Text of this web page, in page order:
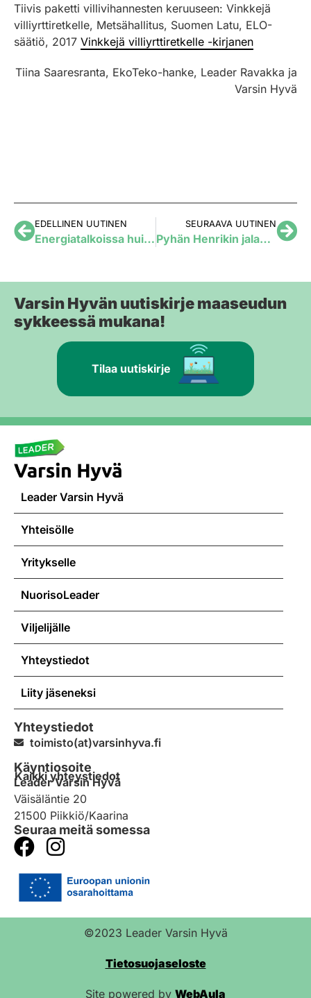
Tiivis paketti villivihannesten keruuseen: Vinkkejä
villiyrttiretkelle, Metsähallitus, Suomen Latu, ELO-
säätiö, 2017 Vinkkejä villiyrttiretkelle -kirjanen
Tiina Saaresranta, EkoTeko-hanke, Leader Ravakka ja
Varsin Hyvä
EDELLINEN UUTINEN
Energiatalkoissa huippusaavutus Raumalla: kylätalon sähkönkulutus putosi kolmannekseen!
SEURAAVA UUTINEN
Pyhän Henrikin jalanjälkiä ja perimätietoa seuraten Turusta Kokemäelle
Varsin Hyvän uutiskirje maaseudun
sykkeessä mukana!
Tilaa uutiskirje
Leader Varsin Hyvä
Yhteisölle
Yritykselle
NuorisoLeader
Viljelijälle
Yhteystiedot
Liity jäseneksi
Yhteystiedot
toimisto(at)varsinhyva.fi
Kaikki yhteystiedot
Käyntiosoite
Leader Varsin Hyvä
Väisäläntie 20
21500 Piikkiö/Kaarina
Seuraa meitä somessa
©2023 Leader Varsin Hyvä
Tietosuojaseloste
Site powered by WebAula